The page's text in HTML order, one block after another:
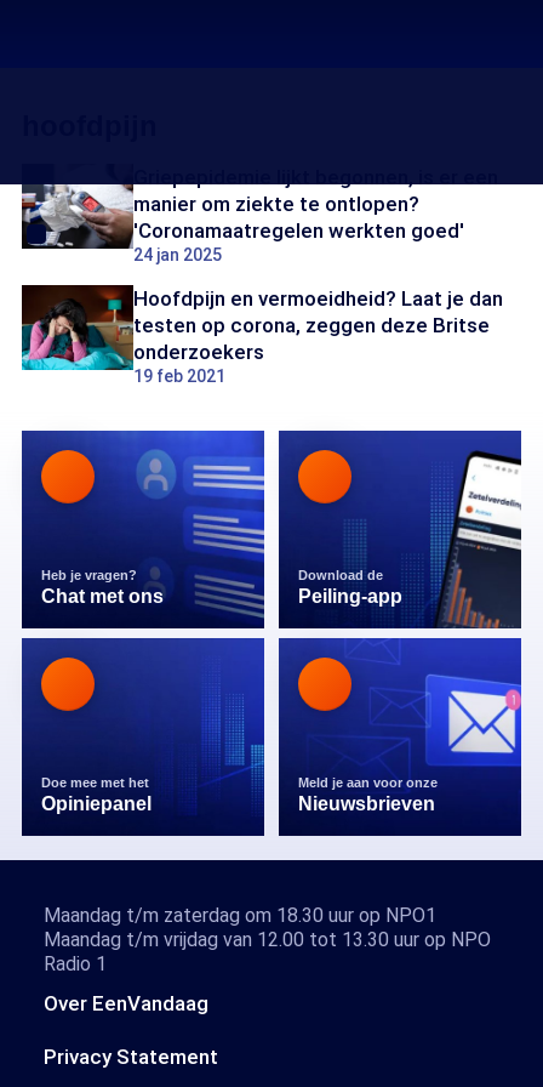
manier om ziekte te ontlopen?
'Coronamaatregelen werkten goed'
24 jan 2025
Hoofdpijn en vermoeidheid? Laat je dan
testen op corona, zeggen deze Britse
onderzoekers
19 feb 2021
Heb je vragen?
Chat met ons
Download de
Peiling-app
Doe mee met het
Opiniepanel
Meld je aan voor onze
Nieuwsbrieven
Over EenVandaag
Privacy Statement
Maandag t/m zaterdag om 18.30 uur op NPO1
Maandag t/m vrijdag van 12.00 tot 13.30 uur op NPO
Radio 1